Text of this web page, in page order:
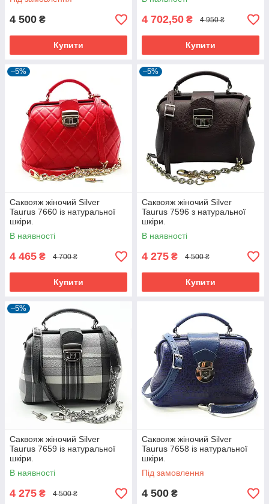
4 500 ₴
Купити
4 702,50 ₴ 4 950 ₴
Купити
–5%
Саквояж жіночий Silver
Taurus 7660 із натуральної
шкіри.
В наявності
4 465 ₴ 4 700 ₴
Купити
–5%
Саквояж жіночий Silver
Taurus 7596 з натуральної
шкіри.
В наявності
4 275 ₴ 4 500 ₴
Купити
–5%
Саквояж жіночий Silver
Taurus 7659 із натуральної
шкіри.
В наявності
4 275 ₴ 4 500 ₴
Саквояж жіночий Silver
Taurus 7658 із натуральної
шкіри.
Під замовлення
4 500 ₴